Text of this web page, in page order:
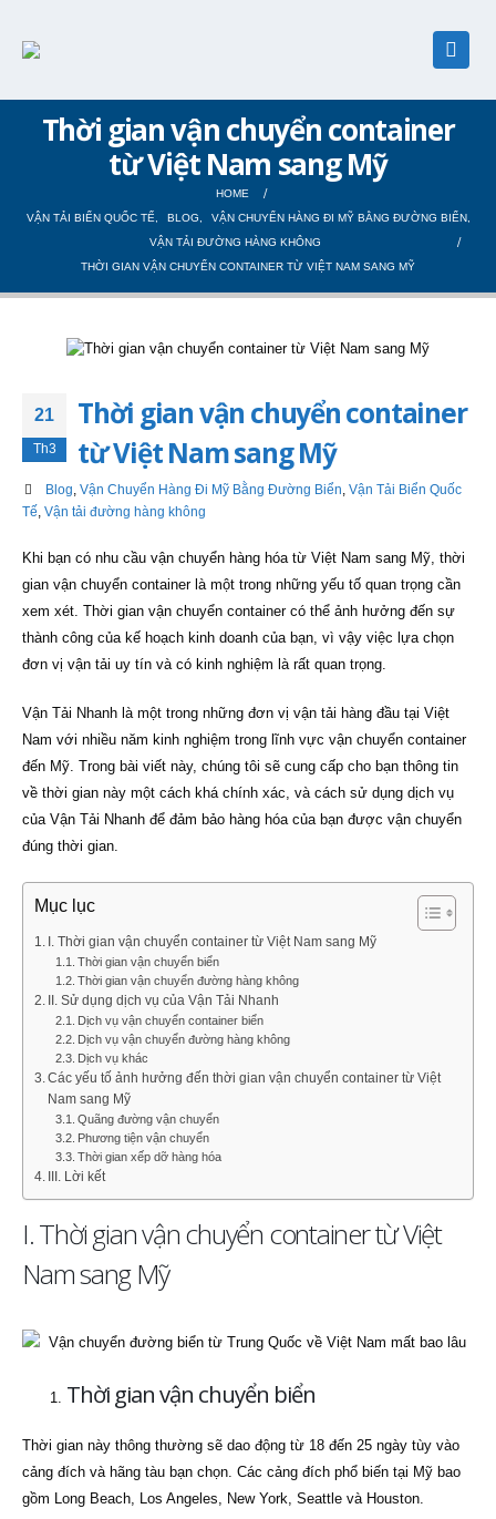
Thời gian vận chuyển container
từ Việt Nam sang Mỹ
HOME
VẬN TẢI BIỂN QUỐC TẾ
BLOG VẬN CHUYỂN HÀNG ĐI MỸ BẰNG ĐƯỜNG BIỂN,
VẬN TẢI ĐƯỜNG HÀNG KHÔNG
THỜI GIAN VẬN CHUYỂN CONTAINER TỪ VIỆT NAM SANG MỸ
21
Th3
Thời gian vận chuyển container
từ Việt Nam sang Mỹ
Blog Vận Chuyển Hàng Đi Mỹ Bằng Đường Biển Vận Tải Biển Quốc
Tế Vận tải đường hàng không
Khi bạn có nhu cầu vận chuyển hàng hóa từ Việt Nam sang Mỹ, thời
gian vận chuyển container là một trong những yếu tố quan trọng cần
xem xét. Thời gian vận chuyển container có thể ảnh hưởng đến sự
thành công của kế hoạch kinh doanh của bạn, vì vậy việc lựa chọn
đơn vị vận tải uy tín và có kinh nghiệm là rất quan trọng.
Vận Tải Nhanh là một trong những đơn vị vận tải hàng đầu tại Việt
Nam với nhiều năm kinh nghiệm trong lĩnh vực vận chuyển container
đến Mỹ. Trong bài viết này, chúng tôi sẽ cung cấp cho bạn thông tin
về thời gian này một cách khá chính xác, và cách sử dụng dịch vụ
của Vận Tải Nhanh để đảm bảo hàng hóa của bạn được vận chuyển
đúng thời gian.
Mục lục
I. Thời gian vận chuyển container từ Việt Nam sang Mỹ
Thời gian vận chuyển biển
Thời gian vận chuyển đường hàng không
II. Sử dụng dịch vụ của Vận Tải Nhanh
Dịch vụ vận chuyển container biển
Dịch vụ vận chuyển đường hàng không
Dịch vụ khác
Các yếu tố ảnh hưởng đến thời gian vận chuyển container từ Việt
Nam sang Mỹ
Quãng đường vận chuyển
Phương tiện vận chuyển
Thời gian xếp dỡ hàng hóa
III. Lời kết
I. Thời gian vận chuyển container từ Việt
Nam sang Mỹ
Thời gian vận chuyển biển
Thời gian này thông thường sẽ dao động từ 18 đến 25 ngày tùy vào
cảng đích và hãng tàu bạn chọn. Các cảng đích phổ biến tại Mỹ bao
gồm Long Beach, Los Angeles, New York, Seattle và Houston.